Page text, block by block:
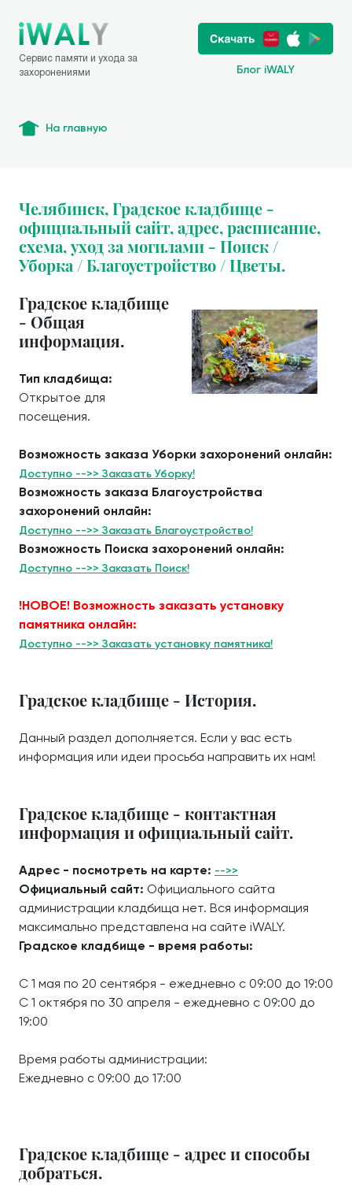
Сервис памяти и ухода за
захоронениями
Блог iWALY
На главную
Челябинск, Градское кладбище -
официальный сайт, адрес, расписание,
схема, уход за могилами - Поиск /
Уборка / Благоустройство / Цветы.
Градское кладбище
- Общая
информация.
Тип кладбища:
Открытое для
посещения.
Возможность заказа Уборки захоронений онлайн:
Доступно -->> Заказать Уборку!
Возможность заказа Благоустройства
захоронений онлайн:
Доступно -->> Заказать Благоустройство!
Возможность Поиска захоронений онлайн:
Доступно -->> Заказать Поиск!
!НОВОЕ! Возможность заказать установку
памятника онлайн:
Доступно -->> Заказать установку памятника!
Градское кладбище - История.
Данный раздел дополняется. Если у вас есть
информация или идеи просьба направить их нам!
Градское кладбище - контактная
информация и официальный сайт.
Адрес - посмотреть на карте: -->>
Официальный сайт: Официального сайта
администрации кладбища нет. Вся информация
максимально представлена на сайте iWALY.
Градское кладбище - время работы:
С 1 мая по 20 сентября - ежедневно с 09:00 до 19:00
С 1 октября по 30 апреля - ежедневно с 09:00 до
19:00
Время работы администрации:
Ежедневно с 09:00 до 17:00
Градское кладбище - адрес и способы
добраться.